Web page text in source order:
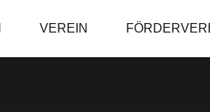
VEREIN